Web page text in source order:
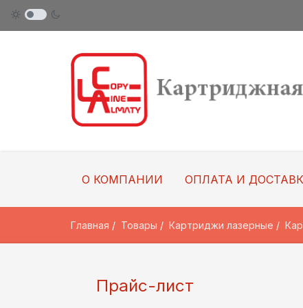
О КОМПАНИИ ОПЛАТА И
Главная Товары Картриджи лазерные
Прайс-лист